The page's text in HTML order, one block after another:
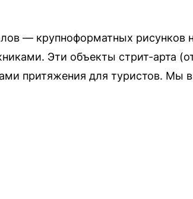
— крупноформатных рисунков
Эти объекты стрит-арта
притяжения для туристов.